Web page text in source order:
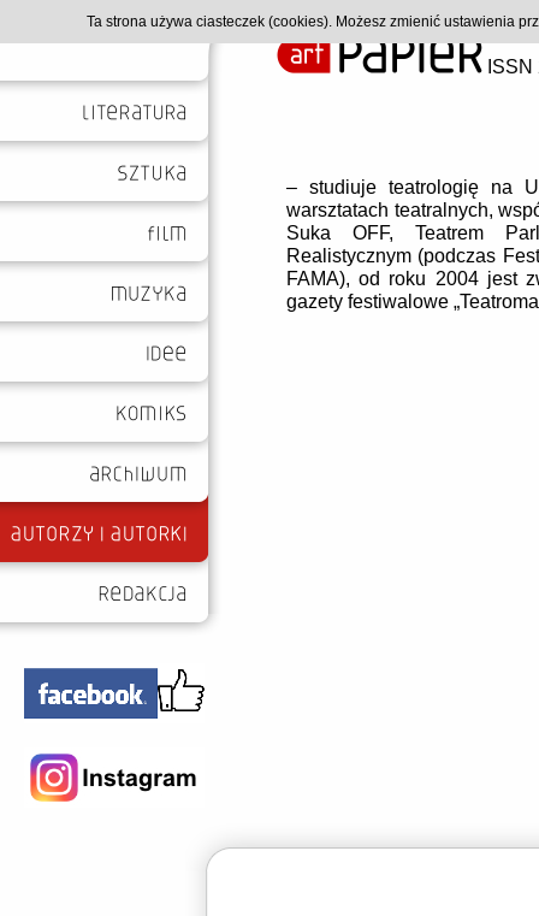
– studiuje teatrologię na
warsztatach teatralnych,
Suka OFF, Teatrem
Realistycznym (podczas
FAMA), od roku 2004 jest
gazety festiwalowe
Ta strona używa ciasteczek (cookies). Możesz zmienić ustawienia